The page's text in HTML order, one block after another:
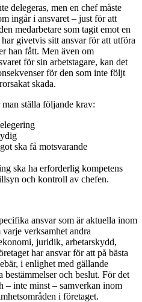
delegeras, men en chef måste
ingår i ansvaret – just för att
medarbetare som tagit emot en
givetvis sitt ansvar för att utföra
han fått. Men även om
för sin arbetstagare, kan det
för den som inte följt
skada.
ställa följande krav:
ska få motsvarande
ska ha erforderlig kompetens
och kontroll av chefen.
ansvar som är aktuella inom
verksamhet andra
juridik, arbetarskydd,
har ansvar för att på bästa
i enlighet med gällande
och beslut. För det
inte minst – samverkan inom
i företaget.